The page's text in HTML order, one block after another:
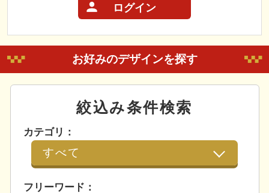
ログイン
お好みのデザインを探す
絞込み条件検索
カテゴリ：
フリーワード：